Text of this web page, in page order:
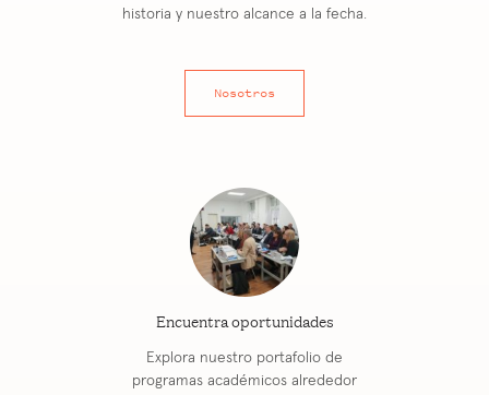
historia y nuestro alcance a la fecha.
Nosotros
Encuentra oportunidades
Explora nuestro portafolio de
programas académicos alrededor